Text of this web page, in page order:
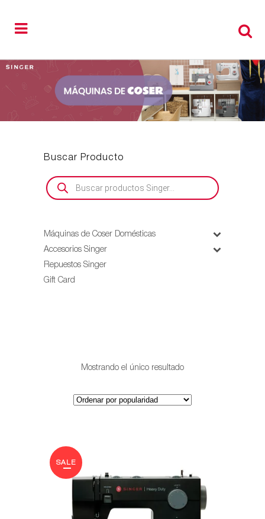
Buscar Producto
Búsqueda
de
productos
Máquinas de Coser Domésticas
Accesorios Singer
Repuestos Singer
Gift Card
Mostrando el único resultado
SALE